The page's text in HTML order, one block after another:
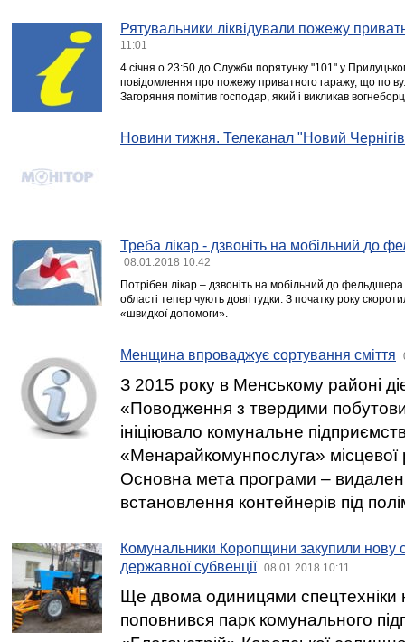
Рятувальники ліквідували пожежу
11:01
4 січня о 23:50 до Служби порятунку "101" у
повідомлення про пожежу приватного гаражу, що по
Загоряння помітив господар, який і викликав
Новини тижня. Телеканал "Новий
Треба лікар - дзвоніть на мобільний до
08.01.2018 10:42
Потрібен лікар – дзвоніть на мобільний до
області тепер чують довгі гудки. З початку року
«швидкої допомоги».
Менщина впроваджує сортування сміття
З 2015 року в Менському районі
«Поводження з твердими
ініціювало комунальне
«Менарайкомунпослуга» місцевої
Основна мета програми –
встановлення контейнерів під
Комунальники Коропщини закупили нову
державної субвенції
08.01.2018 10:11
Ще двома одиницями
поповнився парк комунального